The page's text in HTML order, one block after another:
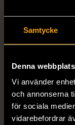
Samtycke
Denna
Vi använder
och annonserna
för sociala
vidarebefordrar
PILGRIM
Använt skick